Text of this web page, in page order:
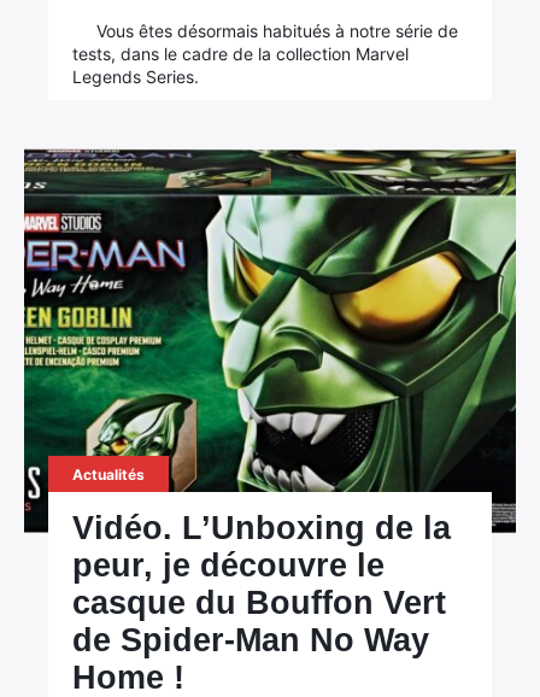
Vous êtes désormais habitués à notre série de
tests, dans le cadre de la collection Marvel
Legends Series.
Actualités
Vidéo. L’Unboxing de la
peur, je découvre le
casque du Bouffon Vert
de Spider-Man No Way
Home !